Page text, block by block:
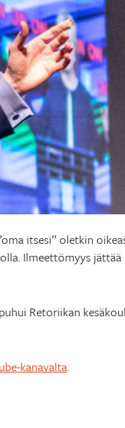
itsesi” oletkin
Ilmeettömyys jättää
Retoriikan
kanavalta.